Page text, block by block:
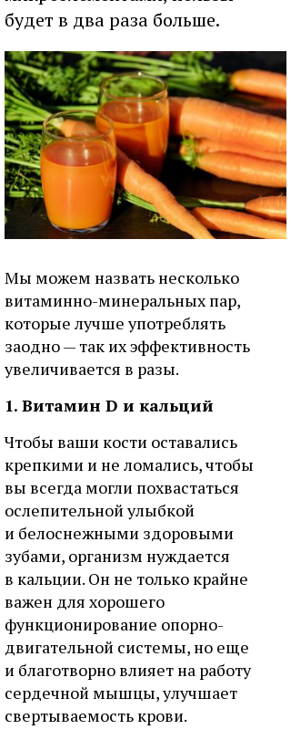
будет в два раза больше.
Мы можем назвать несколько
витаминно-минеральных пар,
которые лучше употреблять
заодно — так их эффективность
увеличивается в разы.
1. Витамин D и кальций
Чтобы ваши кости оставались
крепкими и не ломались, чтобы
вы всегда могли похвастаться
ослепительной улыбкой
и белоснежными здоровыми
зубами, организм нуждается
в кальции. Он не только крайне
важен для хорошего
функционирование опорно-
двигательной системы, но еще
и благотворно влияет на работу
сердечной мышцы, улучшает
свертываемость крови.